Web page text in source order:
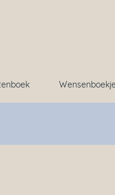
Wensenboekje